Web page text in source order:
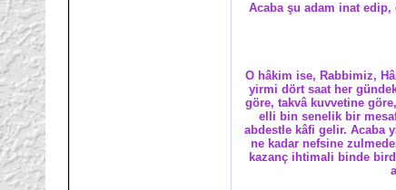
Acaba şu adam inat edip,
O hâkim ise, Rabbimiz,
yirmi dört saat her
göre, takvâ kuvvetine
elli bin senelik bir
abdestle kâfi gelir. Acaba
ne kadar nefsine
kazanç ihtimali binde